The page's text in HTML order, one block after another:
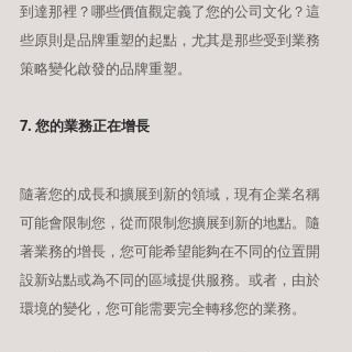
到達那裡？哪些價值觀定義了您的公司文化？這
些原則是品牌重塑的起點，尤其是那些受到業務
策略變化啟發的品牌重塑。
7. 您的業務正在增長
隨著您的成長和擴展到新的領域，現有企業名稱
可能會限制您，從而限制您擴展到新的地點。隨
著業務的增長，您可能希望能夠在不同的位置開
設新站點或為不同的區域提供服務。或者，由於
環境的變化，您可能需要完全轉移您的業務。